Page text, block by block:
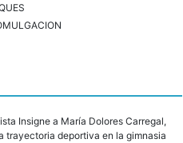
Insigne a María Dolores Carregal,
trayectoria deportiva en la gimnasia